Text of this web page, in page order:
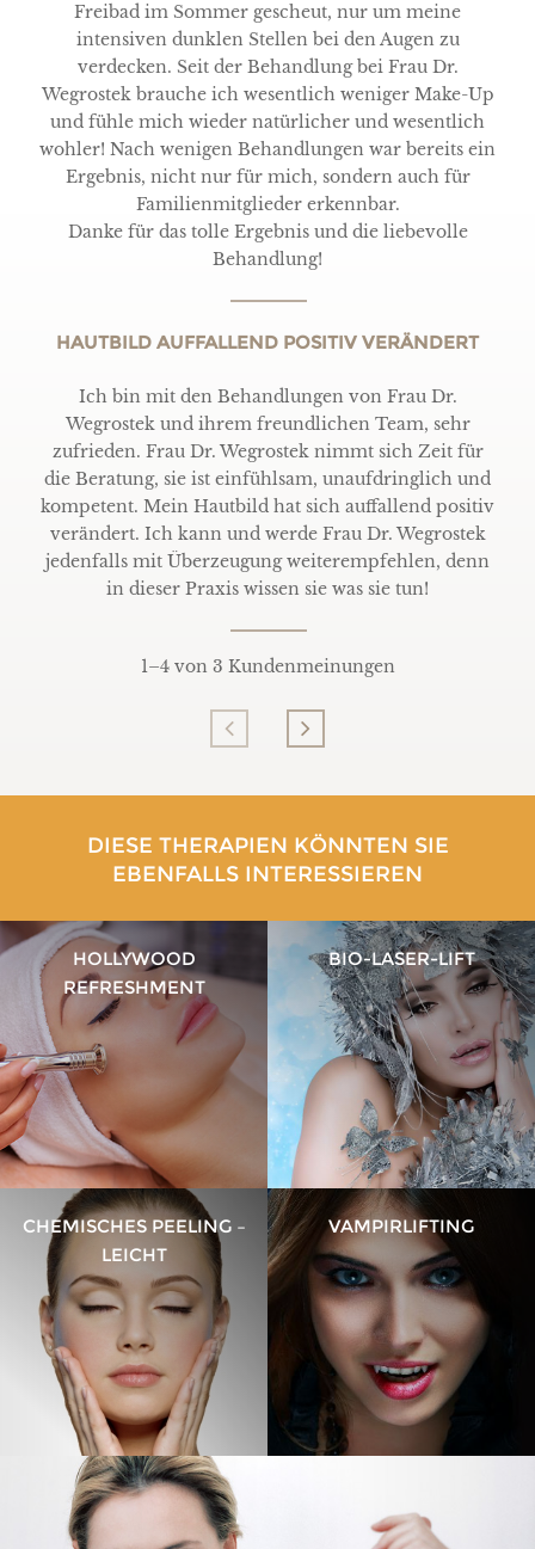
Freibad im Sommer gescheut, nur um meine
intensiven dunklen Stellen bei den Augen zu
verdecken. Seit der Behandlung bei Frau Dr.
Wegrostek brauche ich wesentlich weniger Make-Up
und fühle mich wieder natürlicher und wesentlich
wohler! Nach wenigen Behandlungen war bereits ein
Ergebnis, nicht nur für mich, sondern auch für
Familienmitglieder erkennbar.
Danke für das tolle Ergebnis und die liebevolle
Behandlung!
HAUTBILD AUFFALLEND POSITIV VERÄNDERT
Ich bin mit den Behandlungen von Frau Dr.
Wegrostek und ihrem freundlichen Team, sehr
zufrieden. Frau Dr. Wegrostek nimmt sich Zeit für
die Beratung, sie ist einfühlsam, unaufdringlich und
kompetent. Mein Hautbild hat sich auffallend positiv
verändert. Ich kann und werde Frau Dr. Wegrostek
jedenfalls mit Überzeugung weiterempfehlen, denn
in dieser Praxis wissen sie was sie tun!
1–4von 3 Kundenmeinungen
DIESE THERAPIEN KÖNNTEN SIE
EBENFALLS INTERESSIEREN
HOLLYWOOD
REFRESHMENT
BIO-LASER-LIFT
CHEMISCHES PEELING –
LEICHT
VAMPIRLIFTING